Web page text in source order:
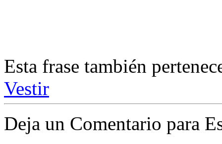
Esta frase también
Vestir
Deja un Comentario para